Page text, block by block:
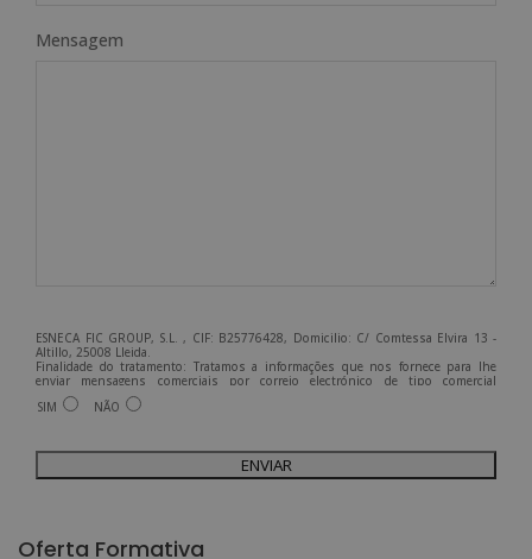
Mensagem
ESNECA FIC GROUP, S.L. , CIF: B25776428, Domicilio: C/ Comtessa Elvira 13 -
Altillo, 25008 Lleida.
Finalidade do tratamento: Tratamos a informações que nos fornece para lhe
enviar mensagens comerciais por correio electrónico de tipo comercial
relacionadas com os produtos oferecidos e outros produtos que possam ser do
seu interesse.
contactando-nos para o endereço admin@grupoesneca.com.
Para mais informações, consulte a nossa Política de Privacidade.
Deseja receber informação comercial (por telefone e/ou correio electrónico):
SIM NÃO
Oferta Formativa